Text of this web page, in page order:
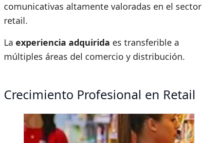
comunicativas altamente valoradas en el sector
retail.
La experiencia adquirida es transferible a
múltiples áreas del comercio y distribución.
Crecimiento Profesional en Retail